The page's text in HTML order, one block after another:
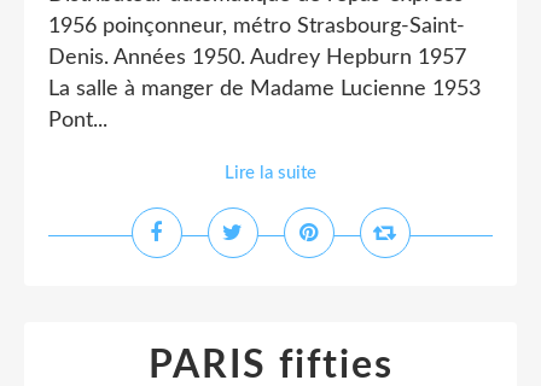
1956 poinçonneur, métro Strasbourg-Saint-
Denis. Années 1950. Audrey Hepburn 1957
La salle à manger de Madame Lucienne 1953
Pont...
Lire la suite
PARIS fifties